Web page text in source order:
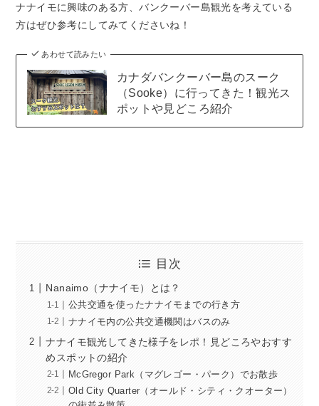
ナナイモに興味のある方、バンクーバー島観光を考えている
方はぜひ参考にしてみてくださいね！
あわせて読みたい
カナダバンクーバー島のスーク
（Sooke）に行ってきた！観光ス
ポットや見どころ紹介
目次
Nanaimo（ナナイモ）とは？
公共交通を使ったナナイモまでの行き方
ナナイモ内の公共交通機関はバスのみ
ナナイモ観光してきた様子をレポ！見どころやおすす
めスポットの紹介
McGregor Park（マグレゴー・パーク）でお散歩
Old City Quarter（オールド・シティ・クオーター）